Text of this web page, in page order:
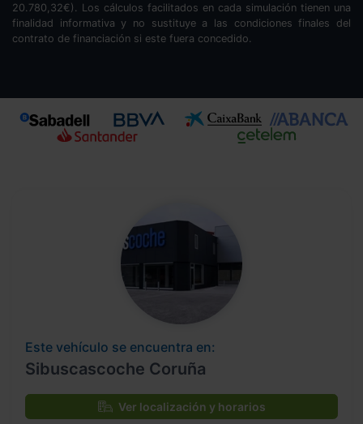
20.780,32€). Los cálculos facilitados en cada simulación tienen una
finalidad informativa y no sustituye a las condiciones finales del
contrato de financiación si este fuera concedido.
Este vehículo se encuentra en:
Sibuscascoche Coruña
Ver localización y horarios